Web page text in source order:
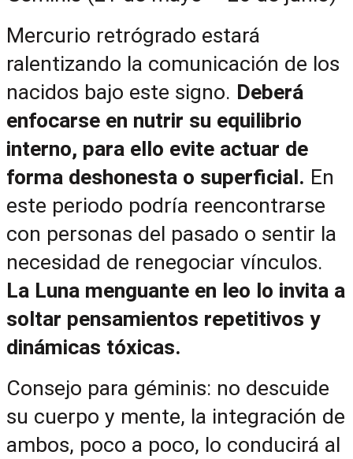
Mercurio retrógrado estará
ralentizando la comunicación de los
nacidos bajo este signo. Deberá
enfocarse en nutrir su equilibrio
interno, para ello evite actuar de
forma deshonesta o superficial. En
este periodo podría reencontrarse
con personas del pasado o sentir la
La Luna menguante en leo lo invita a
soltar pensamientos repetitivos y
dinámicas tóxicas.
Consejo para géminis: no descuide
su cuerpo y mente, la integración de
ambos, poco a poco, lo conducirá al